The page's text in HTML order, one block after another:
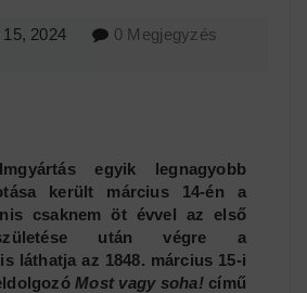
15, 2024 0 Megjegyzés
egyik legnagyobb
került március 14-én a
csaknem öt évvel az első
után végre a
láthatja az 1848. március 15-i
Most vagy soha!című